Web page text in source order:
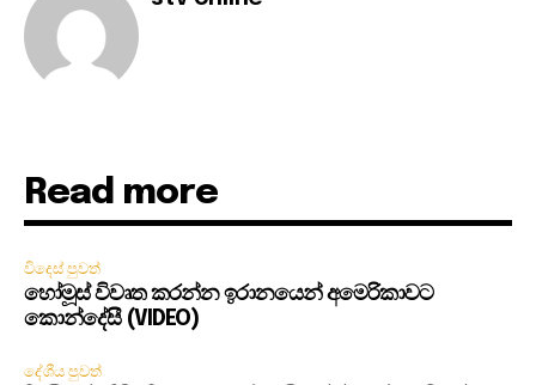
Read more
විදෙස් පුවත්
හෝමූස් විවෘත කරන්න ඉරානයෙන් අමෙරිකාවට
කොන්දේසී (VIDEO)
දේශීය පුවත්